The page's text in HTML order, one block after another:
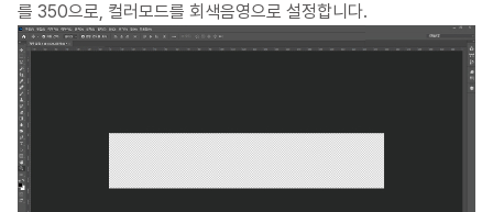
를 350으로, 컬러모드를 회색음영으로 설정합니다.